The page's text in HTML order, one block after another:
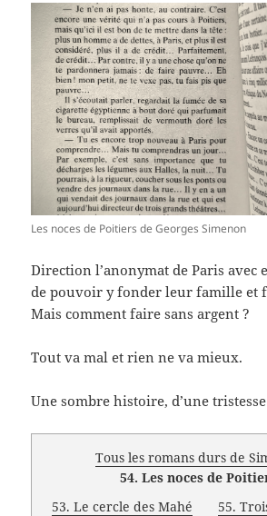
Les noces de Poitiers de Georges Simenon
Direction l’anonymat de Paris avec
de pouvoir y fonder leur famille et
Mais comment faire sans argent ?
Tout va mal et rien ne va mieux.
Une sombre histoire, d’une
Tous les romans durs de
54. Les noces de
53. Le cercle des Mahé
55.